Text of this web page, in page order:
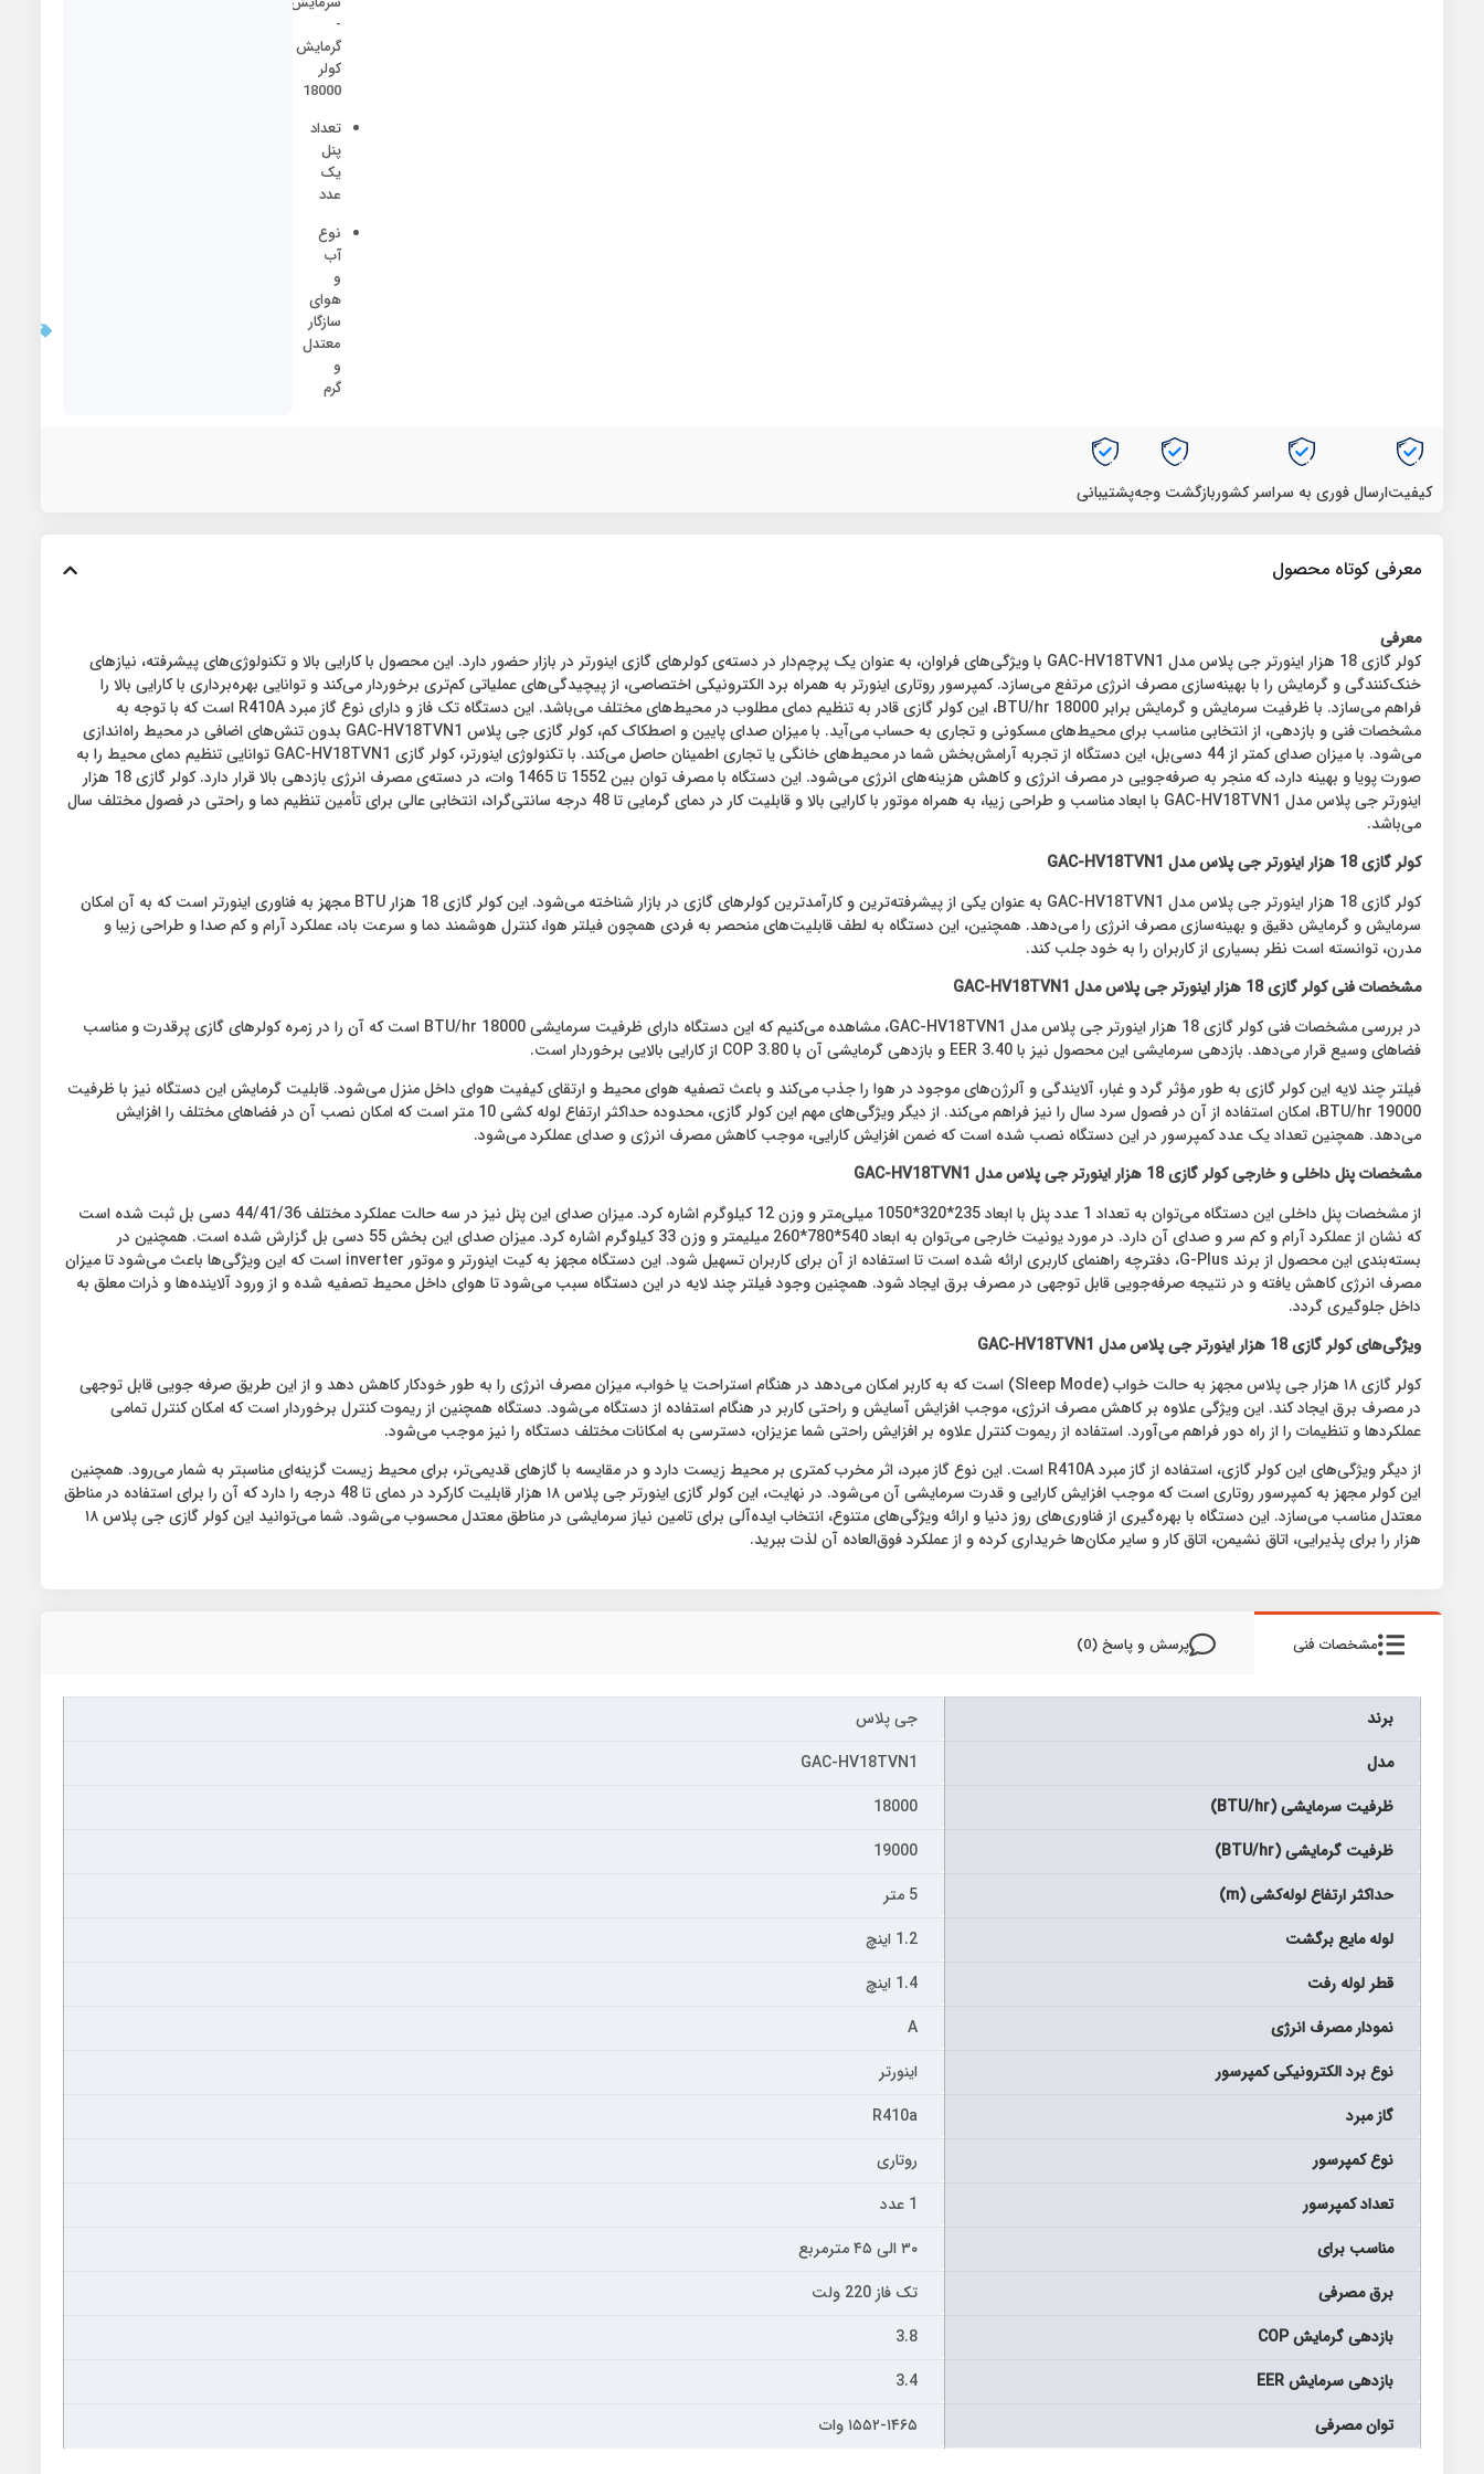
-
گرمایش
کولر
18000
تعداد
پنل
یک
عدد
نوع
آب
و
هوای
سازگار
معتدل
و
گرم
کیفیتارسال فوری به سراسر کشوربازگشت وجهپشتیبانی
معرفی کوتاه محصول
معرفی
کولر گازی 18 هزار اینورتر جی پلاس مدل GAC-HV18TVN1 با ویژگی‌های فراوان، به عنوان یک پرچم‌دار در دسته‌ی کولرهای گازی اینورتر در بازار حضور دارد. این محصول با کارایی بالا و تکنولوژی‌های پیشرفته، نیاز‌های
خنک‌کنندگی و گرمایش را با بهینه‌سازی مصرف انرژی مرتفع می‌سازد. کمپرسور روتاری اینورتر به همراه برد الکترونیکی اختصاصی، از پیچیدگی‌های عملیاتی کم‌تری برخوردار می‌کند و توانایی بهره‌برداری با کارایی بالا را
فراهم می‌سازد. با ظرفیت سرمایش و گرمایش برابر 18000 BTU/hr، این کولر گازی قادر به تنظیم دمای مطلوب در محیط‌های مختلف می‌باشد. این دستگاه تک فاز و دارای نوع گاز مبرد R410A است که با توجه به
مشخصات فنی و بازدهی، از انتخابی مناسب برای محیط‌های مسکونی و تجاری به حساب می‌آید. با میزان صدای پایین و اصطکاک کم، کولر گازی جی پلاس GAC-HV18TVN1 بدون تنش‌های اضافی در محیط راه‌اندازی
می‌شود. با میزان صدای کمتر از 44 دسی‌بل، این دستگاه از تجربه آرامش‌بخش شما در محیط‌های خانگی یا تجاری اطمینان حاصل می‌کند. با تکنولوژی اینورتر، کولر گازی GAC-HV18TVN1 توانایی تنظیم دمای محیط را به
صورت پویا و بهینه دارد، که منجر به صرفه‌جویی در مصرف انرژی و کاهش هزینه‌های انرژی می‌شود. این دستگاه با مصرف توان بین 1552 تا 1465 وات، در دسته‌ی مصرف انرژی بازدهی بالا قرار دارد. کولر گازی 18 هزار
اینورتر جی پلاس مدل GAC-HV18TVN1 با ابعاد مناسب و طراحی زیبا، به همراه موتور با کارایی بالا و قابلیت کار در دمای گرمایی تا 48 درجه سانتی‌گراد، انتخابی عالی برای تأمین تنظیم دما و راحتی در فصول مختلف سال
می‌باشد.
کولر گازی 18 هزار اینورتر جی پلاس مدل GAC-HV18TVN1
کولر گازی 18 هزار اینورتر جی پلاس مدل GAC-HV18TVN1 به عنوان یکی از پیشرفته‌ترین و کارآمدترین کولرهای گازی در بازار شناخته می‌شود. این کولر گازی 18 هزار BTU مجهز به فناوری اینورتر است که به آن امکان
سرمایش و گرمایش دقیق و بهینه‌سازی مصرف انرژی را می‌دهد. همچنین، این دستگاه به لطف قابلیت‌های منحصر به فردی همچون فیلتر هوا، کنترل هوشمند دما و سرعت باد، عملکرد آرام و کم صدا و طراحی زیبا و
مدرن، توانسته است نظر بسیاری از کاربران را به خود جلب کند.
مشخصات فنی کولر گازی 18 هزار اینورتر جی پلاس مدل GAC-HV18TVN1
در بررسی مشخصات فنی کولر گازی 18 هزار اینورتر جی پلاس مدل GAC-HV18TVN1، مشاهده می‌کنیم که این دستگاه دارای ظرفیت سرمایشی 18000 BTU/hr است که آن را در زمره کولرهای گازی پرقدرت و مناسب
فضاهای وسیع قرار می‌دهد. بازدهی سرمایشی این محصول نیز با EER 3.40 و بازدهی گرمایشی آن با COP 3.80 از کارایی بالایی برخوردار است.
فیلتر چند لایه این کولر گازی به طور مؤثر گرد و غبار، آلایندگی و آلرژن‌های موجود در هوا را جذب می‌کند و باعث تصفیه هوای محیط و ارتقای کیفیت هوای داخل منزل می‌شود. قابلیت گرمایش این دستگاه نیز با ظرفیت
19000 BTU/hr، امکان استفاده از آن در فصول سرد سال را نیز فراهم می‌کند. از دیگر ویژگی‌های مهم این کولر گازی، محدوده حداکثر ارتفاع لوله کشی 10 متر است که امکان نصب آن در فضاهای مختلف را افزایش
می‌دهد. همچنین تعداد یک عدد کمپرسور در این دستگاه نصب شده است که ضمن افزایش کارایی، موجب کاهش مصرف انرژی و صدای عملکرد می‌شود.
مشخصات پنل داخلی و خارجی کولر گازی 18 هزار اینورتر جی پلاس مدل GAC-HV18TVN1
از مشخصات پنل داخلی این دستگاه می‌توان به تعداد 1 عدد پنل با ابعاد 235*320*1050 میلی‌متر و وزن 12 کیلوگرم اشاره کرد. میزان صدای این پنل نیز در سه حالت عملکرد مختلف 44/41/36 دسی بل ثبت شده است
که نشان از عملکرد آرام و کم سر و صدای آن دارد. در مورد یونیت خارجی می‌توان به ابعاد 540*780*260 میلیمتر و وزن 33 کیلوگرم اشاره کرد. میزان صدای این بخش 55 دسی بل گزارش شده است. همچنین در
بسته‌بندی این محصول از برند G-Plus، دفترچه راهنمای کاربری ارائه شده است تا استفاده از آن برای کاربران تسهیل شود. این دستگاه مجهز به کیت اینورتر و موتور inverter است که این ویژگی‌ها باعث می‌شود تا میزان
مصرف انرژی کاهش یافته و در نتیجه صرفه‌جویی قابل توجهی در مصرف برق ایجاد شود. همچنین وجود فیلتر چند لایه در این دستگاه سبب می‌شود تا هوای داخل محیط تصفیه شده و از ورود آلاینده‌ها و ذرات معلق به
داخل جلوگیری گردد.
ویژگی‌های کولر گازی 18 هزار اینورتر جی پلاس مدل GAC-HV18TVN1
کولر گازی ۱۸ هزار جی پلاس مجهز به حالت خواب (Sleep Mode) است که به کاربر امکان می‌دهد در هنگام استراحت یا خواب، میزان مصرف انرژی را به طور خودکار کاهش دهد و از این طریق صرفه جویی قابل توجهی
در مصرف برق ایجاد کند. این ویژگی علاوه ‌بر کاهش مصرف انرژی، موجب افزایش آسایش و راحتی کاربر در هنگام استفاده از دستگاه می‌شود. دستگاه همچنین از ریموت کنترل برخوردار است که امکان کنترل تمامی
عملکردها و تنظیمات را از راه دور فراهم می‌آورد. استفاده از ریموت کنترل علاوه بر افزایش راحتی شما عزیزان، دسترسی به امکانات مختلف دستگاه را نیز موجب می‌شود.
از دیگر ویژگی‌های این کولر گازی، استفاده از گاز مبرد R410A است. این نوع گاز مبرد، اثر مخرب کمتری بر محیط زیست دارد و در مقایسه با گازهای قدیمی‌تر، برای محیط‌ زیست گزینه‌ای مناسبتر به شمار می‌رود. همچنین
این کولر مجهز به کمپرسور روتاری است که موجب افزایش کارایی و قدرت سرمایشی آن می‌شود. در نهایت، این کولر گازی اینورتر جی پلاس ۱۸ هزار قابلیت کارکرد در دمای تا 48 درجه را دارد که آن را برای استفاده در مناطق
معتدل مناسب می‌سازد. این دستگاه با بهره‌گیری از فناوری‌های روز دنیا و ارائه ویژگی‌های متنوع، انتخاب ایده‌آلی برای تامین نیاز سرمایشی در مناطق معتدل محسوب می‌شود. شما می‌توانید این کولر گازی جی پلاس ۱۸
هزار را برای پذیرایی، اتاق نشیمن، اتاق کار و سایر مکان‌ها خریداری کرده و از عملکرد فوق‌العاده آن لذت ببرید.
مشخصات فنی پرسش و پاسخ (0)
برند
جی پلاس
مدل
GAC-HV18TVN1
ظرفیت سرمایشی (BTU/hr)
18000
ظرفیت گرمایشی (BTU/hr)
19000
حداکثر ارتفاع لوله‌کشی (m)
5 متر
لوله مایع برگشت
1.2 اینچ
قطر لوله رفت
1.4 اینچ
نمودار مصرف انرژی
A
نوع برد الکترونیکی کمپرسور
اینورتر
گاز مبرد
R410a
نوع کمپرسور
روتاری
تعداد کمپرسور
1 عدد
مناسب برای
۳۰ الی ۴۵ مترمربع
برق مصرفی
تک فاز 220 ولت
بازدهی گرمایش COP
3.8
بازدهی سرمایش EER
3.4
توان مصرفی
۱۵۵۲-۱۴۶۵ وات